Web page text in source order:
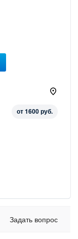
от 1600 руб.
Задать вопрос